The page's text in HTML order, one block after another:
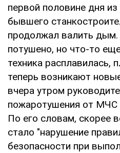
первой половине дня
бывшего
продолжал валить
потушено, но что-то
техника расплавилась,
теперь возникают
вчера утром
пожаротушения от МЧС
По его словам, скорее
стало "нарушение
безопасности при